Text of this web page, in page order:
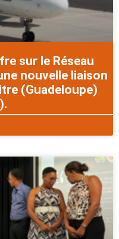
sur le Réseau
nouvelle liaison
(Guadeloupe)